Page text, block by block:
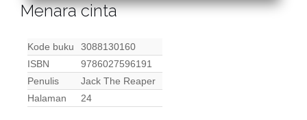
Menara cinta
Kode buku
3088130160
ISBN
9786027596191
Penulis
Jack The Reaper
Halaman
24